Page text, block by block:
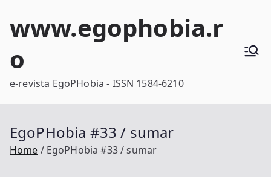
www.egophobia.r
o
e-revista EgoPHobia - ISSN 1584-6210
EgoPHobia #33 / sumar
Home EgoPHobia #33 / sumar